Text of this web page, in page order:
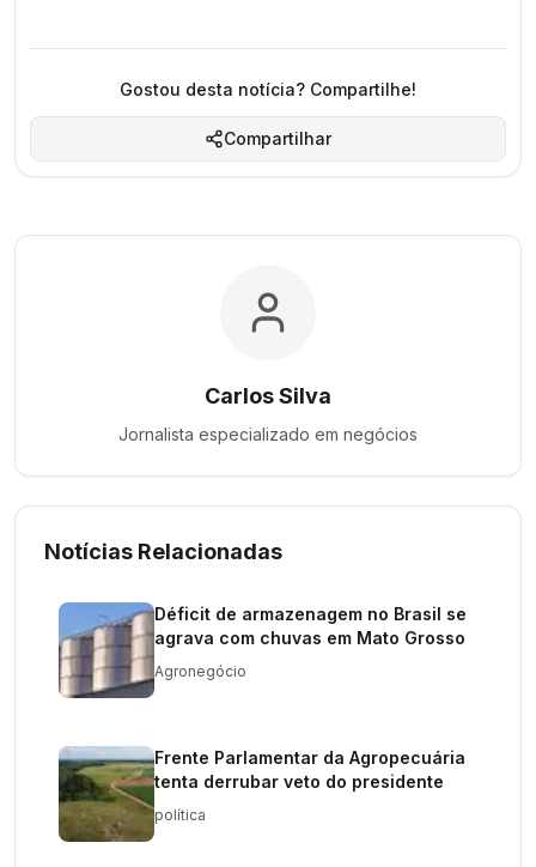
Gostou desta notícia? Compartilhe!
Compartilhar
Carlos Silva
Jornalista especializado em negócios
Notícias Relacionadas
Déficit de armazenagem no Brasil se
agrava com chuvas em Mato Grosso
Agronegócio
Frente Parlamentar da Agropecuária
tenta derrubar veto do presidente
política